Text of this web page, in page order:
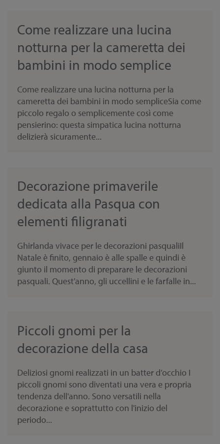
Come realizzare una lucina
notturna per la cameretta dei
bambini in modo semplice
Come realizzare una lucina notturna per la
cameretta dei bambini in modo sempliceSia come
piccolo regalo o semplicemente così come
pensierino: questa simpatica lucina notturna
delizierà sicuramente...
Decorazione primaverile
dedicata alla Pasqua con
elementi filigranati
Ghirlanda vivace per le decorazioni pasqualiIl
Natale è finito, gennaio è alle spalle e quindi è
giunto il momento di preparare le decorazioni
pasquali. Quest'anno, gli uccellini e le farfalle in...
Piccoli gnomi per la
decorazione della casa
Deliziosi gnomi realizzati in un batter d’occhio I
piccoli gnomi sono diventati una vera e propria
tendenza dell'anno. Sono versatili nella
decorazione e soprattutto con l'inizio del
periodo...